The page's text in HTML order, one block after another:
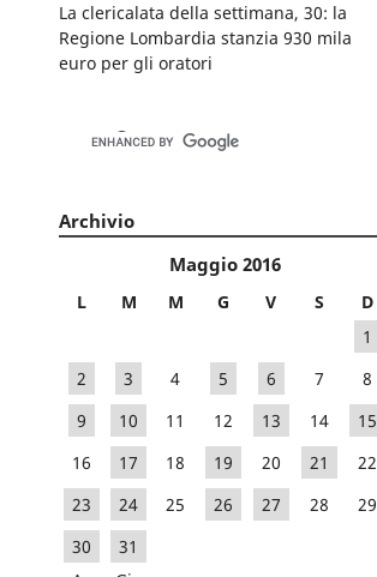
La clericalata della settimana, 30: la
Regione Lombardia stanzia 930 mila
euro per gli oratori
Archivio
Maggio 2016
L M M G V S
D
1
2
3 4 5 6 7
8
9
10 11 12 13 14
15
16
17 18 19 20 21
22
23
24 25 26 27 28
29
30
31